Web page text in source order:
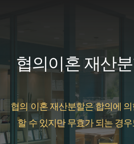
건
뛰
기
협의이혼 재산
협의 이혼 재산분할은 합의에
할 수 있지만 무효가 되는 경